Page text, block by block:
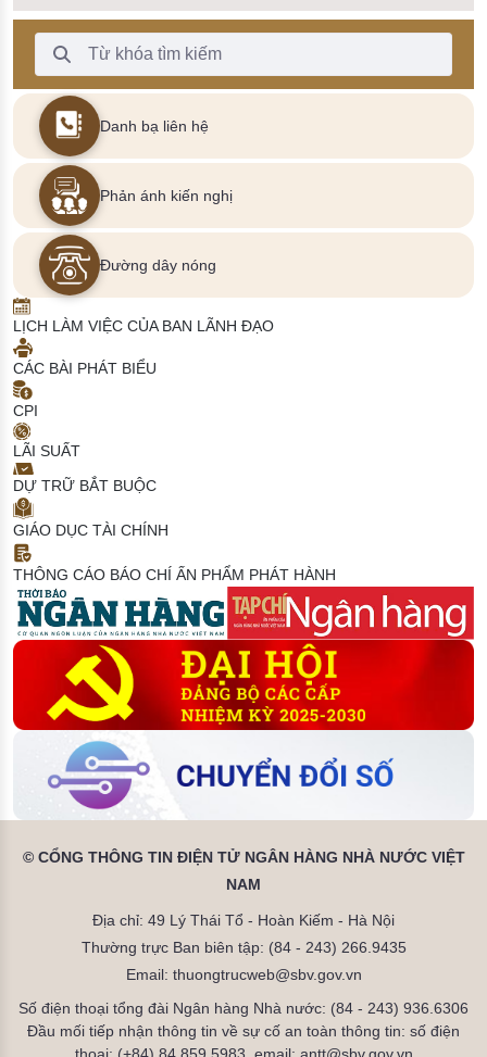
Thanh Tìm kiếm
Danh bạ liên hệ
Phản ánh kiến nghị
Đường dây nóng
LỊCH LÀM VIỆC CỦA BAN LÃNH ĐẠO
CÁC BÀI PHÁT BIỂU
CPI
LÃI SUẤT
DỰ TRỮ BẮT BUỘC
GIÁO DỤC TÀI CHÍNH
THÔNG CÁO BÁO CHÍ ẤN PHẨM PHÁT HÀNH
© CỔNG THÔNG TIN ĐIỆN TỬ NGÂN HÀNG NHÀ NƯỚC VIỆT
NAM
Địa chỉ: 49 Lý Thái Tổ - Hoàn Kiếm - Hà Nội
Thường trực Ban biên tập: (84 - 243) 266.9435
Email: thuongtrucweb@sbv.gov.vn
Số điện thoại tổng đài Ngân hàng Nhà nước: (84 - 243) 936.6306
Đầu mối tiếp nhận thông tin về sự cố an toàn thông tin: số điện